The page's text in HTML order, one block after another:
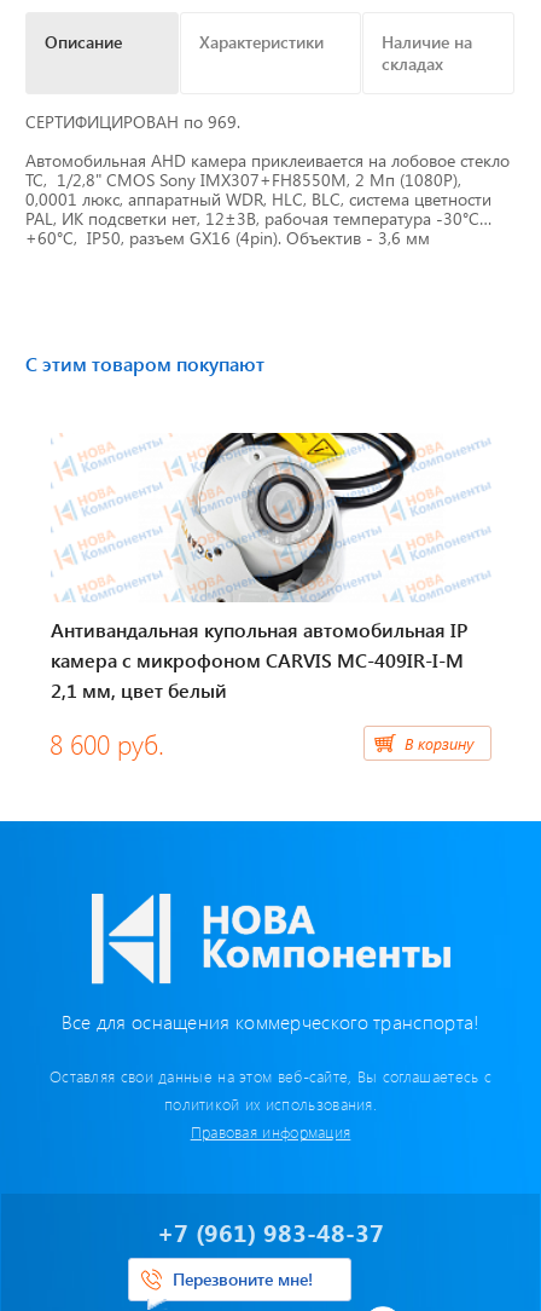
Датчики уровня топлива
Блоки СКЗИ (НКМ)
Тахографы
GPS/GSM Антенны
Автоклимат
Датчики скорости
Картриджи для принтеров этикеток
Переходники, оси датчиков скорости
Спидометры
Пломбировочные материалы
Предохранители/ Преобразователи/ Реле
Провод,Жгуты
Разъемы, контакты
Изоляционные материалы,гофра
Хомуты пластиковые
Описание Характеристики
Наличие на
складах
СЕРТИФИЦИРОВАН по 969.
Автомобильная AHD камера приклеивается на лобовое стекло
ТС, 1/2,8" CMOS Sony IMX307+FH8550M, 2 Мп (1080P),
0,0001 люкс, аппаратный WDR, HLC, BLC, система цветности
PAL, ИК подсветки нет, 12±3В, рабочая температура -30°С…
+60°С, IP50, разъем GX16 (4pin). Объектив - 3,6 мм
С этим товаром покупают
Антивандальная купольная автомобильная IP
камера с микрофоном CARVIS MС-409IR-I-M
2,1 мм, цвет белый
8 600 руб. В корзину
Все для оснащения коммерческого транспорта!
Оставляя свои данные на этом веб-сайте, Вы соглашаетесь с
политикой их использования.
Правовая информация
+7 (961) 983-48-37
Перезвоните мне!